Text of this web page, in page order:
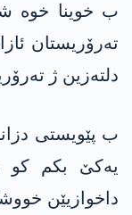
ب خوینا خوە
تەرۆریستان
دلتەزین ژ
ب پێویستی
یەکێ بکم کو
داخوازیێن